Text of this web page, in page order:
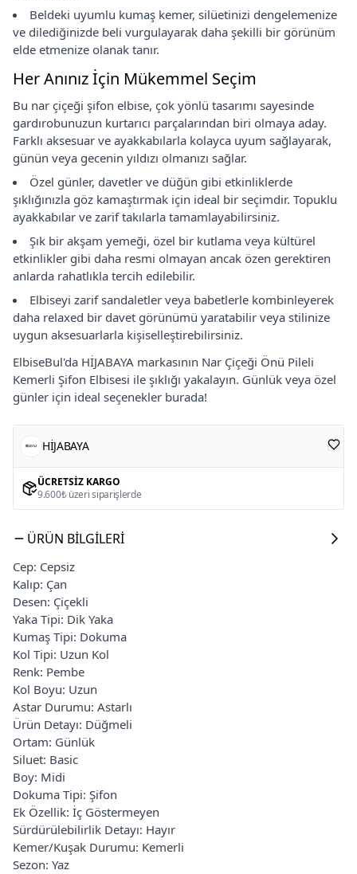
Beldeki uyumlu kumaş kemer, silüetinizi dengelemenize
ve dilediğinizde beli vurgulayarak daha şekilli bir görünüm
elde etmenize olanak tanır.
Her Anınız İçin Mükemmel Seçim
Bu nar çiçeği şifon elbise, çok yönlü tasarımı sayesinde
gardırobunuzun kurtarıcı parçalarından biri olmaya aday.
Farklı aksesuar ve ayakkabılarla kolayca uyum sağlayarak,
günün veya gecenin yıldızı olmanızı sağlar.
Özel günler, davetler ve düğün gibi etkinliklerde
şıklığınızla göz kamaştırmak için ideal bir seçimdir. Topuklu
ayakkabılar ve zarif takılarla tamamlayabilirsiniz.
Şık bir akşam yemeği, özel bir kutlama veya kültürel
etkinlikler gibi daha resmi olmayan ancak özen gerektiren
anlarda rahatlıkla tercih edilebilir.
Elbiseyi zarif sandaletler veya babetlerle kombinleyerek
daha relaxed bir davet görünümü yaratabilir veya stilinize
uygun aksesuarlarla kişiselleştirebilirsiniz.
ElbiseBul'da HİJABAYA markasının Nar Çiçeği Önü Pileli
Kemerli Şifon Elbisesi ile şıklığı yakalayın. Günlük veya özel
günler için ideal seçenekler burada!
HİJABAYA
ÜCRETSIZ KARGO
9.600₺ üzeri siparişlerde
ÜRÜN BILGILERI
Cep: Cepsiz
Kalıp: Çan
Desen: Çiçekli
Yaka Tipi: Dik Yaka
Kumaş Tipi: Dokuma
Kol Tipi: Uzun Kol
Renk: Pembe
Kol Boyu: Uzun
Astar Durumu: Astarlı
Ürün Detayı: Düğmeli
Ortam: Günlük
Siluet: Basic
Boy: Midi
Dokuma Tipi: Şifon
Ek Özellik: İç Göstermeyen
Sürdürülebilirlik Detayı: Hayır
Kemer/Kuşak Durumu: Kemerli
Sezon: Yaz